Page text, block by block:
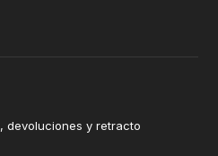
devoluciones y retracto